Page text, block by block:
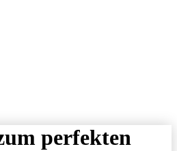
perfekten